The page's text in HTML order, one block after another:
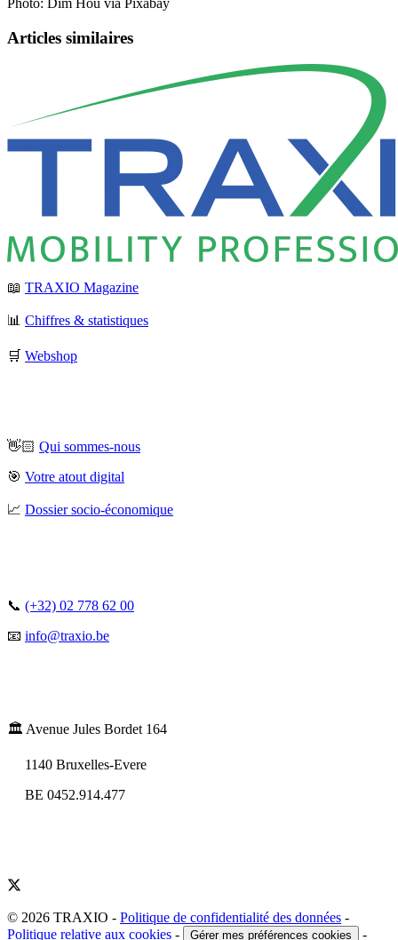
Articles similaires
📖 TRAXIO Magazine
📊 Chiffres & statistiques
🛒 Webshop
👋🏻 Qui sommes-nous
🎯 Votre atout digital
📈 Dossier socio-économique
📞 (+32) 02 778 62 00
📧 info@traxio.be
🏛️ Avenue Jules Bordet 164
1140 Bruxelles-Evere
BE 0452.914.477
© 2026 TRAXIO - Politique de confidentialité des données -
Politique relative aux cookies - Gérer mes préférences cookies -